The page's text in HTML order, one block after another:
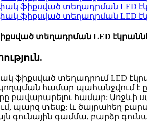
տեղադրման LED
փակ ֆիքսված տեղադրում LED
համար պահանջվում է
բավարարելու համար: Առջևի
պարզ տեսք: և ծայրահեղ
գունային գամմա, բարձր